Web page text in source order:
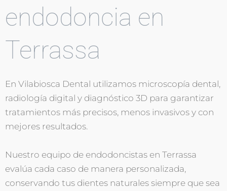
endodoncia en
Terrassa
En Vilabiosca Dental utilizamos microscopía dental,
radiología digital y diagnóstico 3D para garantizar
tratamientos más precisos, menos invasivos y con
mejores resultados.
Nuestro equipo de endodoncistas en Terrassa
evalúa cada caso de manera personalizada,
conservando tus dientes naturales siempre que sea